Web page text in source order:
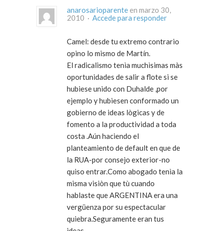
anarosarioparente en marzo 30,
2010 · Accede para responder
Camel: desde tu extremo contrario
opino lo mismo de Martín.
El radicalismo tenìa muchìsimas màs
oportunidades de salir a flote si se
hubiese unido con Duhalde ,por
ejemplo y hubiesen conformado un
gobierno de ideas lògicas y de
fomento a la productividad a toda
costa .Aún haciendo el
planteamiento de default en que de
la RUA-por consejo exterior-no
quiso entrar.Como abogado tenìa la
misma visiòn que tù cuando
hablaste que ARGENTINA era una
vergüenza por su espectacular
quiebra.Seguramente eran tus